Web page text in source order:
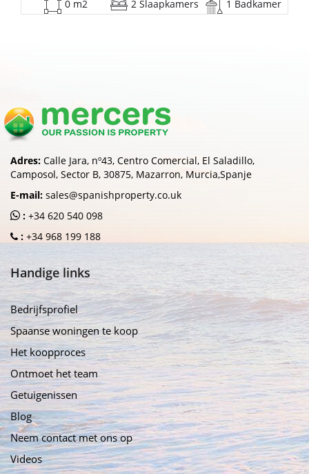
2 Slaapkamers 1 Badkamer 53 m2
Adres: Calle Jara, nº43, Centro Comercial, El Saladillo,
Camposol, Sector B, 30875, Mazarron, Murcia,Spanje
E-mail: sales@spanishproperty.co.uk
: +34 620 540 098
: +34 968 199 188
Handige links
Bedrijfsprofiel
Spaanse woningen te koop
Het koopproces
Ontmoet het team
Getuigenissen
Blog
Neem contact met ons op
Videos